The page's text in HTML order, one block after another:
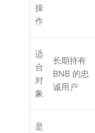
操
作
适
合
对
象
长期持有
BNB 的忠
诚用户
是